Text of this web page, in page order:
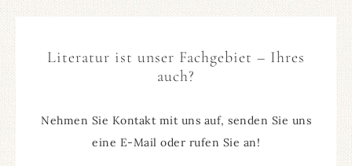
Literatur ist unser Fachgebiet – Ihres
auch?
Nehmen Sie Kontakt mit uns auf, senden Sie uns
eine E-Mail oder rufen Sie an!